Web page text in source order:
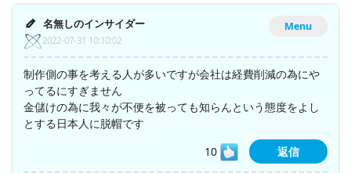
Menu
名無しのインサイダー
2022-07-31 10:10:02
制作側の事を考える人が多いですが会社は経費削減の為にや
ってるにすぎません
金儲けの為に我々が不便を被っても知らんという態度をよし
とする日本人に脱帽です
10
返信